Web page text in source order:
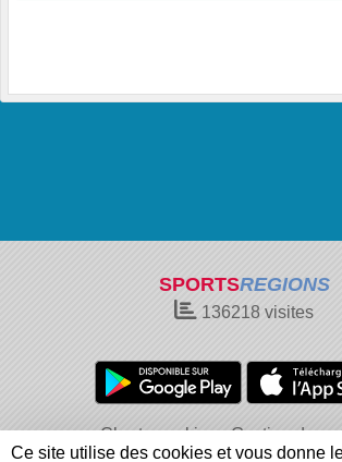
SPORTSREGIONS
136218 visites
Charte cookies
Gestion des
Informations légales
Signaler un
Ce site utilise des cookies et vous donne